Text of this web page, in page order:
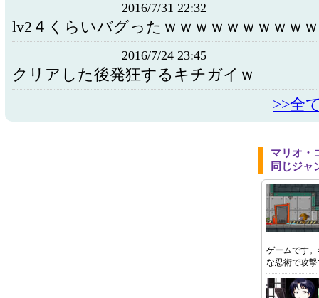
2016/7/31 22:32
lv2４くらいバグったｗｗｗｗｗｗｗｗｗｗ
2016/7/24 23:45
クリアした後発狂するキチガイｗ
>>全
マリオ・
同じジャ
ゲームです
な忍術で攻